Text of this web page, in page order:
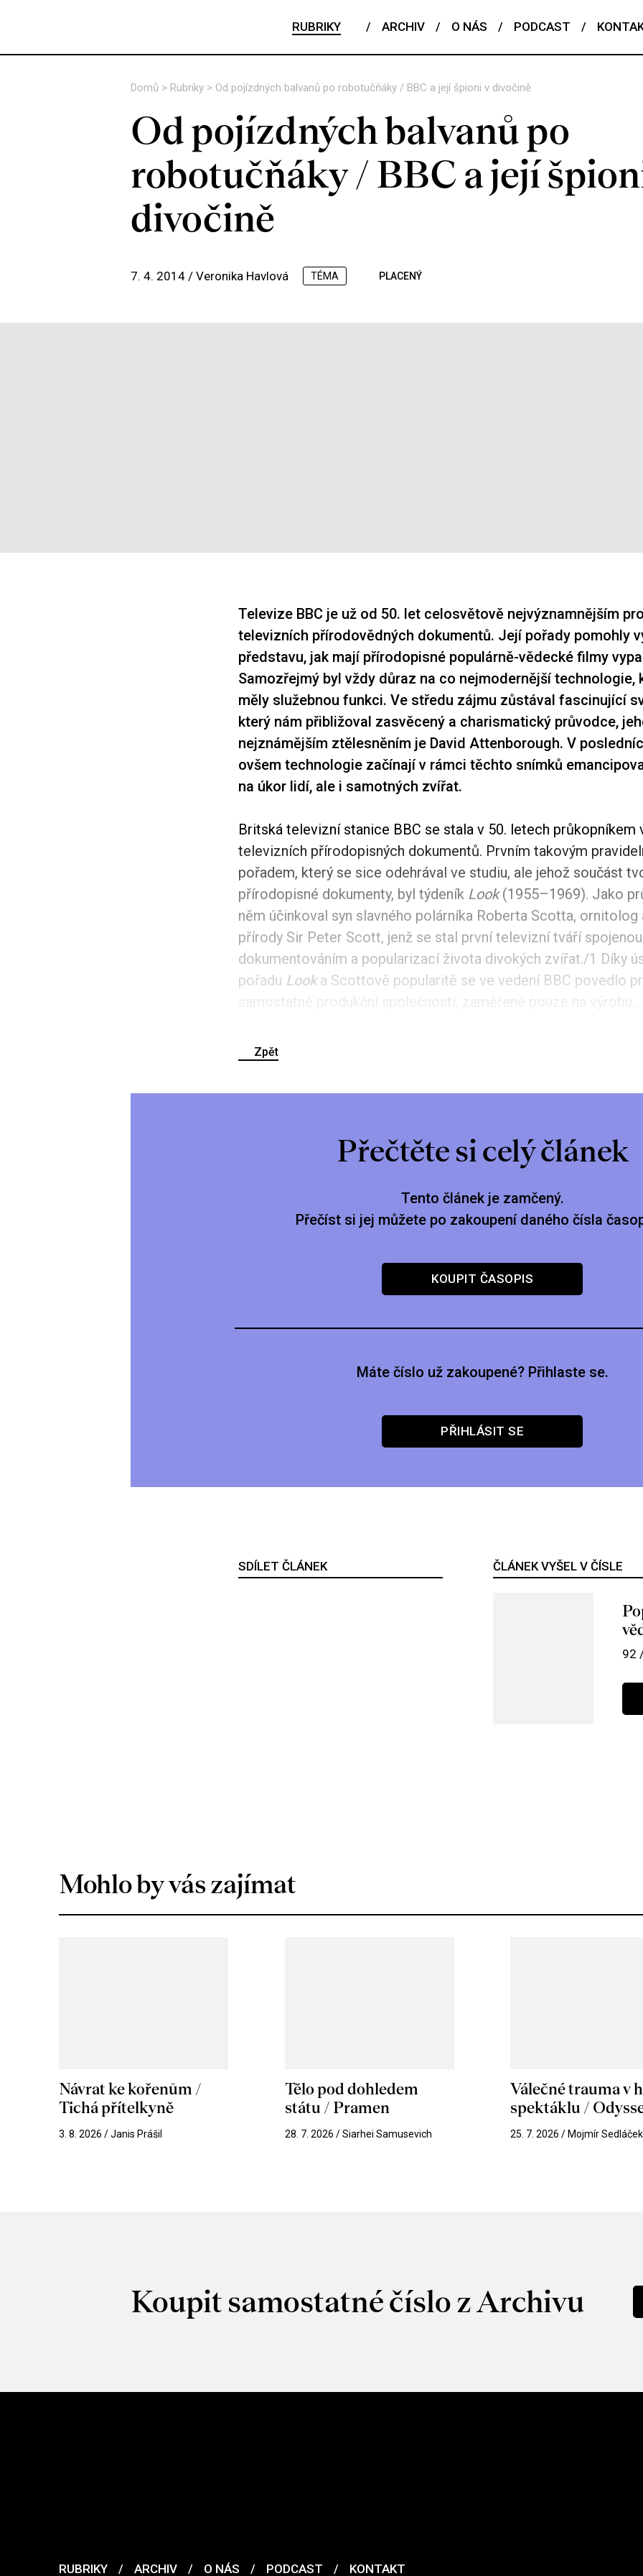
RUBRIKY / ARCHIV / O NÁS / PODCAST /
Domů > Rubriky > Od pojízdných balvanů po robotučňáky / BBC a její špioni v divočině
Od pojízdných balvanů po
robotučňáky / BBC a její
divočině
7. 4. 2014 / Veronika Havlová TÉMA PLACENÝ
Televize BBC je už od 50. let celosvětově nejvýznamnějším
televizních přírodovědných dokumentů. Její pořady pomohly
představu, jak mají přírodopisné populárně-vědecké filmy
Samozřejmý byl vždy důraz na co nejmodernější technologie,
měly služebnou funkci. Ve středu zájmu zůstával fascinující
který nám přibližoval zasvěcený a charismatický průvodce,
nejznámějším ztělesněním je David Attenborough. V
ovšem technologie začínají v rámci těchto snímků
na úkor lidí, ale i samotných zvířat.
Britská televizní stanice BBC se stala v 50. letech průkopníkem
televizních přírodopisných dokumentů. Prvním takovým
pořadem, který se sice odehrával ve studiu, ale jehož součást
přírodopisné dokumenty, byl týdeník Look(1955–1969). Jako
něm účinkoval syn slavného polárníka Roberta Scotta, ornitolog
přírody Sir Peter Scott, jenž se stal první televizní tváří
dokumentováním a popularizací života divokých zvířat./1 Díky
pořadu Look a Scottově popularitě se ve vedení BBC povedlo
samostatné produkční společnosti, zaměřené pouze na výrobu...
Zpět
Přečtěte si celý článek
Tento článek je zamčený.
Přečíst si jej můžete po zakoupení daného čísla
KOUPIT ČASOPIS
Máte číslo už zakoupené? Přihlaste se.
PŘIHLÁSIT SE
SDÍLET ČLÁNEK ČLÁNEK VYŠEL V ČÍSLE
92
Mohlo by vás zajímat
Návrat ke kořenům /
Tichá přítelkyně
3. 8. 2026 / Janis Prášil
Tělo pod dohledem
státu / Pramen
28. 7. 2026 / Siarhei Samusevich
Válečné trauma v
spektáklu /
25. 7. 2026 / Mojmír Sedláček
Koupit samostatné číslo z Archivu
RUBRIKY / ARCHIV / O NÁS / PODCAST / KONTAKT